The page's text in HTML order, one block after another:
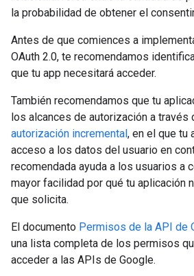
la probabilidad de obtener el
Antes de que comiences a
OAuth 2.0, te recomendamos
que tu app necesitará acceder.
También recomendamos que tu
los alcances de autorización a través
autorización incremental, en el que tu
acceso a los datos del usuario en
recomendada ayuda a los usuarios a
mayor facilidad por qué tu aplicación
que solicita.
El documento Permisos de la API de
una lista completa de los permisos
acceder a las APIs de Google.